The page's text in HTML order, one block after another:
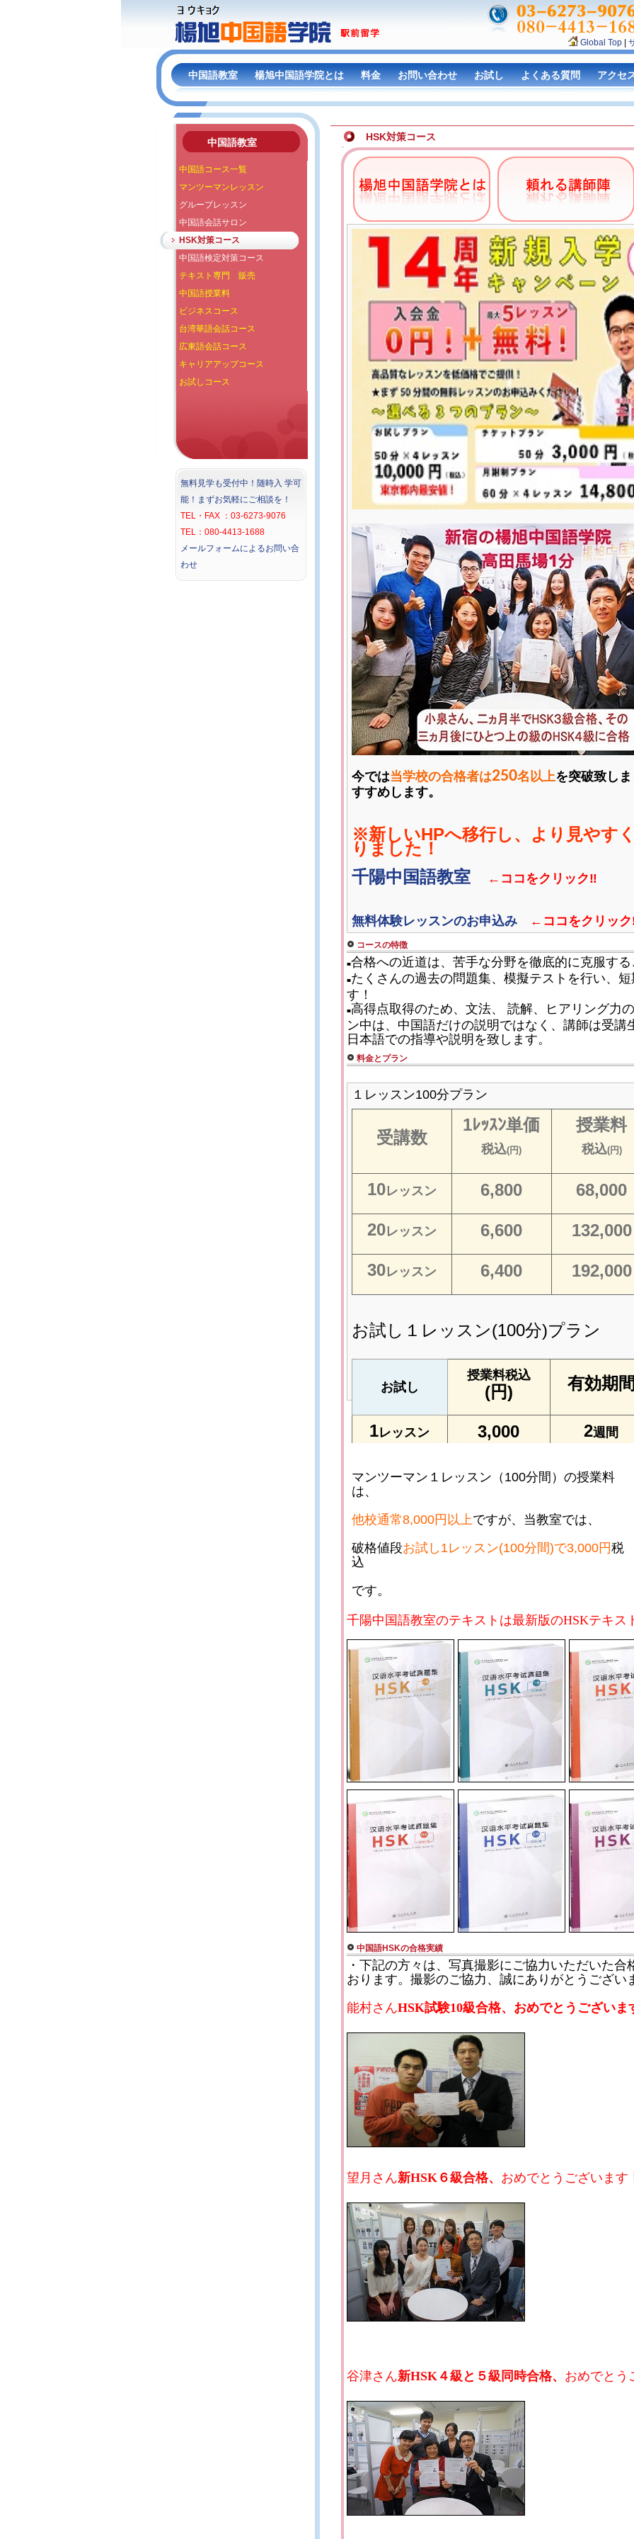
Global Top|
中国語教室 楊旭中国語学院とは 料金 お問い合わせ お試し よくある質問 アクセ
中国語教室
中国語コース一覧
マンツーマンレッスン
グループレッスン
中国語会話サロン
HSK対策コース
中国語検定対策コース
テキスト専門 販売
中国語授業料
ビジネスコース
台湾華語会話コース
広東語会話コース
キャリアアップコース
お試しコース
無料見学も受付中！随時入 学可
能！まずお気軽にご相談を！
TEL・FAX ：03-6273-9076
TEL：080-4413-1688
メールフォームによるお問い合
わせ
HSK対策コース
今では当学校の合格者は250名以上を突破致し
すすめします。
※新しいHPへ移行し、より見やす
りました！
千陽中国語教室
←ココをクリック‼
無料体験レッスンのお申込み ←ココをクリック
コースの特徴
■合格への近道は、苦手な分野を徹底的に克服する
■たくさんの過去の問題集、模擬テストを行い、
す！
■高得点取得のため、文法、 読解、ヒアリング力
ン中は、中国語だけの説明ではなく、講師は受講
日本語での指導や説明を致します。
料金とプラン
１レッスン100分プラン
受講数
1ﾚｯｽﾝ単価
税込(円)
授業料
税込(円)
10レッスン 6,800 68,000
20レッスン 6,600 132,000
30レッスン 6,400 192,000
お試し１レッスン(100分)プラン
お試し
授業料税込
(円) 有効期間
1レッスン 3,000 2週間
マンツーマン１レッスン（100分間）の授業料
は、
他校通常8,000円以上ですが、当教室では、
破格値段お試し1レッスン(100分間)で3,000円税
込
です。
千陽中国語教室のテキストは最新版のHSKテキス
中国語HSKの合格実績
・下記の方々は、写真撮影にご協力いただいた合
おります。撮影のご協力、誠にありがとうござい
能村さんHSK試験10級合格、おめでとうございま
望月さん新HSK６級合格、 おめでとうございます
谷津さん新HSK４級と５級同時合格、 おめでとう